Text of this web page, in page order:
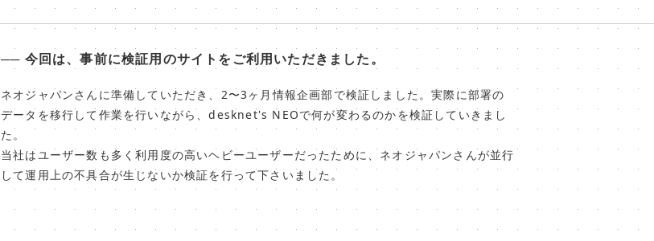
── 今回は、事前に検証用のサイトをご利用いただきました。
ネオジャパンさんに準備していただき、2〜3ヶ月情報企画部で検証しました。実際に部署の
データを移行して作業を行いながら、desknet's NEOで何が変わるのかを検証していきまし
た。
当社はユーザー数も多く利用度の高いヘビーユーザーだったために、ネオジャパンさんが並行
して運用上の不具合が生じないか検証を行って下さいました。